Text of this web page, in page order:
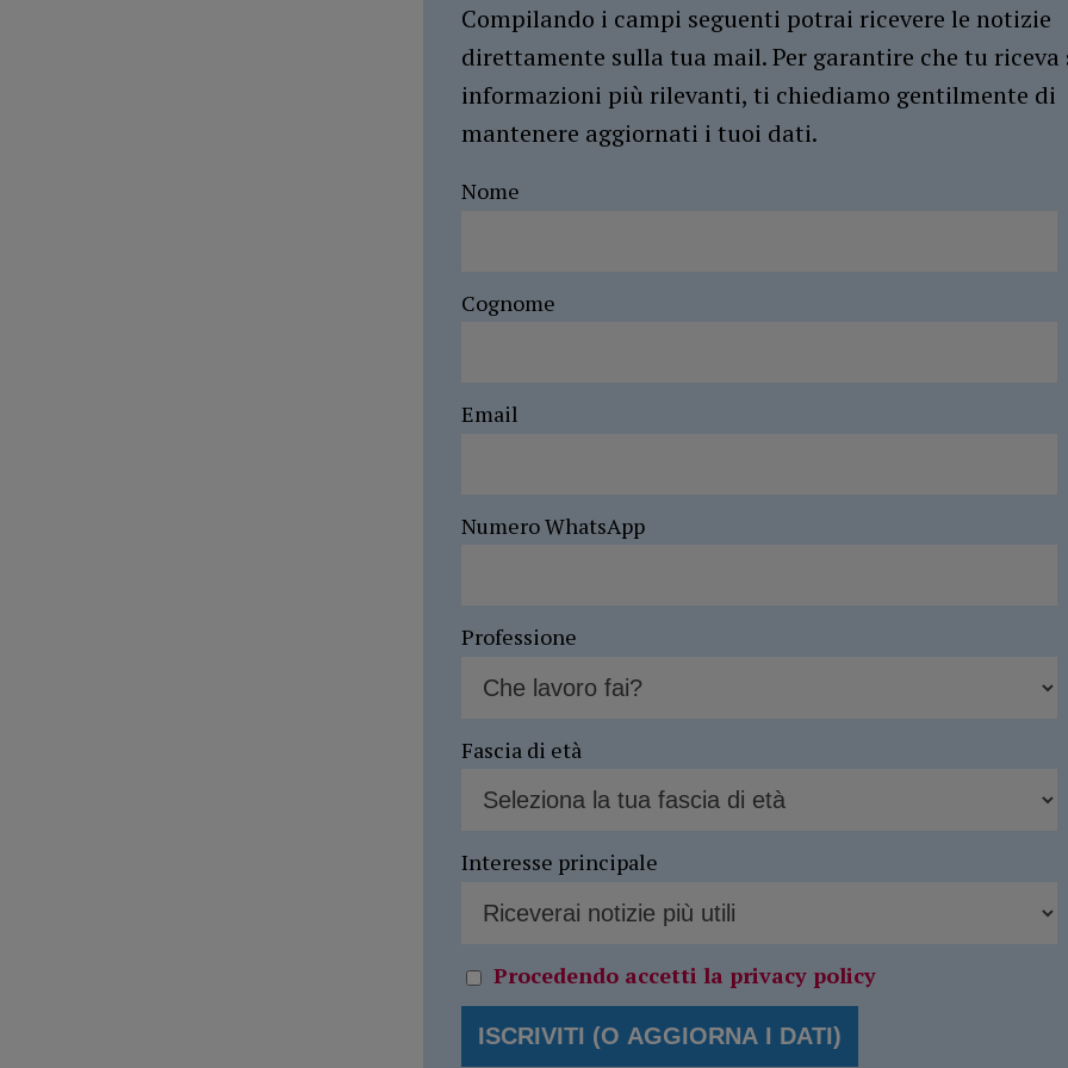
Compilando i campi seguenti potrai ricevere le notizie
direttamente sulla tua mail. Per garantire che tu riceva
informazioni più rilevanti, ti chiediamo gentilmente di
mantenere aggiornati i tuoi dati.
Nome
Cognome
Email
Numero WhatsApp
Professione
Fascia di età
Interesse principale
Procedendo accetti la privacy policy